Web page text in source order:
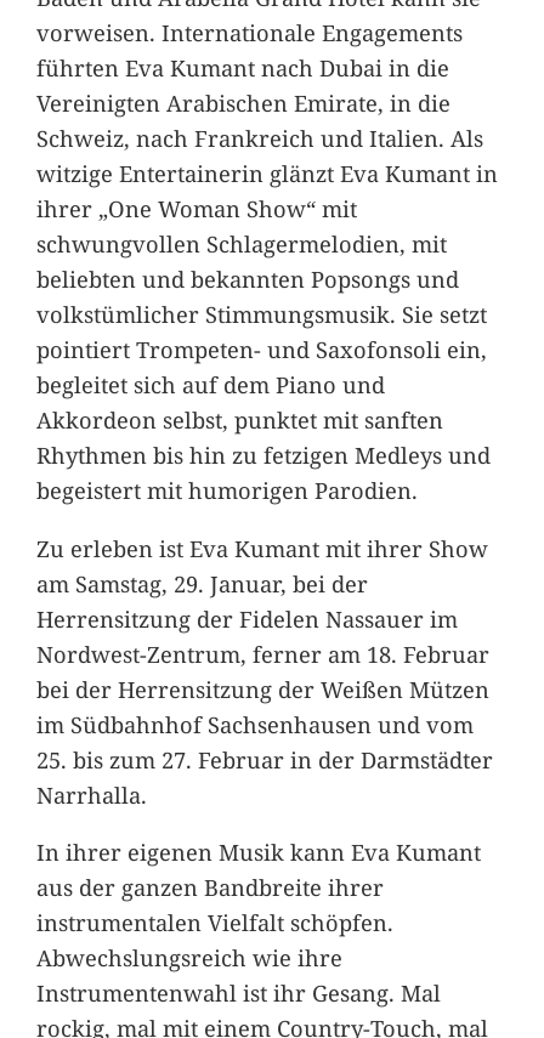
vorweisen. Internationale Engagements
führten Eva Kumant nach Dubai in die
Vereinigten Arabischen Emirate, in die
Schweiz, nach Frankreich und Italien. Als
witzige Entertainerin glänzt Eva Kumant in
ihrer „One Woman Show“ mit
schwungvollen Schlagermelodien, mit
beliebten und bekannten Popsongs und
volkstümlicher Stimmungsmusik. Sie setzt
pointiert Trompeten- und Saxofonsoli ein,
begleitet sich auf dem Piano und
Akkordeon selbst, punktet mit sanften
Rhythmen bis hin zu fetzigen Medleys und
begeistert mit humorigen Parodien.
Zu erleben ist Eva Kumant mit ihrer Show
am Samstag, 29. Januar, bei der
Herrensitzung der Fidelen Nassauer im
Nordwest-Zentrum, ferner am 18. Februar
bei der Herrensitzung der Weißen Mützen
im Südbahnhof Sachsenhausen und vom
25. bis zum 27. Februar in der Darmstädter
Narrhalla.
In ihrer eigenen Musik kann Eva Kumant
aus der ganzen Bandbreite ihrer
instrumentalen Vielfalt schöpfen.
Abwechslungsreich wie ihre
Instrumentenwahl ist ihr Gesang. Mal
rockig, mal mit einem Country-Touch, mal